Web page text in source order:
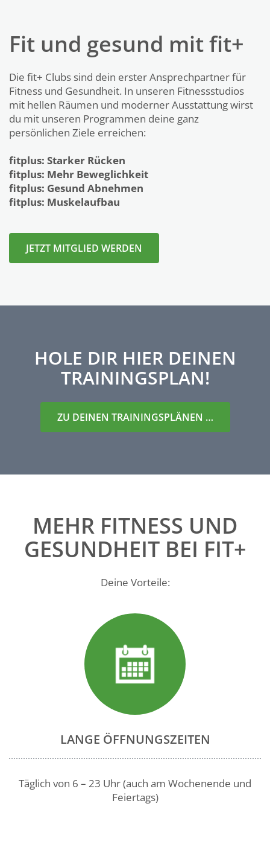
Fit und gesund mit fit+
Die fit+ Clubs sind dein erster Ansprechpartner für
Fitness und Gesundheit. In unseren Fitnessstudios
mit hellen Räumen und moderner Ausstattung wirst
du mit unseren Programmen deine ganz
persönlichen Ziele erreichen:
fitplus: Starker Rücken
fitplus: Mehr Beweglichkeit
fitplus: Gesund Abnehmen
fitplus: Muskelaufbau
JETZT MITGLIED WERDEN
HOLE DIR HIER DEINEN
TRAININGSPLAN!
ZU DEINEN TRAININGSPLÄNEN …
MEHR FITNESS UND
GESUNDHEIT BEI FIT+
Deine Vorteile:
LANGE ÖFFNUNGSZEITEN
Täglich von 6 – 23 Uhr (auch am Wochenende und
Feiertags)